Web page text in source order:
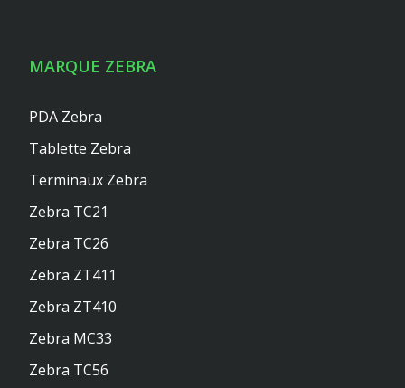
MARQUE ZEBRA
PDA Zebra
Tablette Zebra
Terminaux Zebra
Zebra TC21
Zebra TC26
Zebra ZT411
Zebra ZT410
Zebra MC33
Zebra TC56